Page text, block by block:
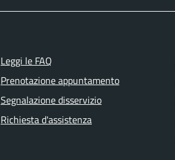
Leggi le FAQ
Prenotazione appuntamento
Segnalazione disservizio
Richiesta d'assistenza